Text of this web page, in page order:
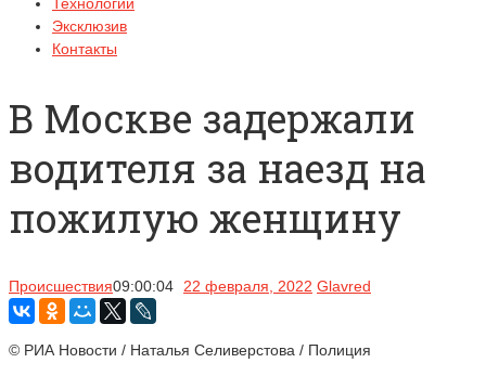
Эксклюзив
Контакты
В Москве задержали
водителя за наезд на
пожилую женщину
Происшествия09:00:04 22 февраля, 2022 Glavred
© РИА Новости / Наталья Селиверстова / Полиция